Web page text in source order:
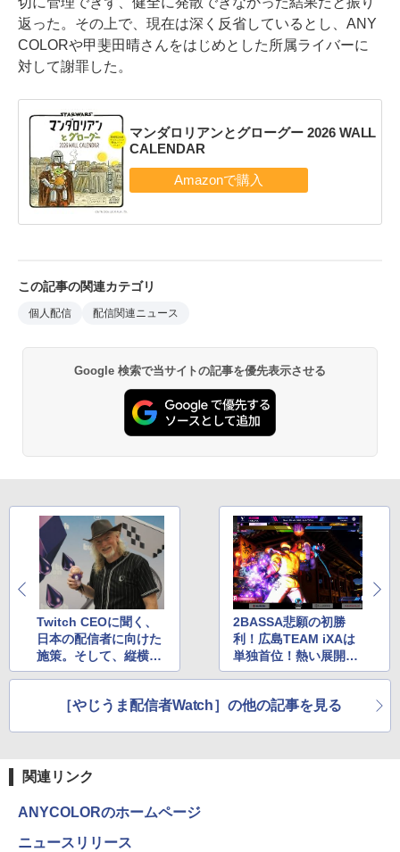
返った。その上で、現在は深く反省しているとし、ANY
COLORや甲斐田晴さんをはじめとした所属ライバーに
対して謝罪した。
マンダロリアンとグローグー 2026 WALL
CALENDAR
この記事の関連カテゴリ
個人配信 配信関連ニュース
Google 検索で当サイトの記事を優先表示させる
Twitch CEOに聞く、
日本の配信者に向けた
施策。そして、縦横レ
イアウト同時配信など
2BASSA悲願の初勝
利！広島TEAM iXAは
単独首位！熱い展開が
続くSFL 2025 Divisio
［やじうま配信者Watch］の他の記事を見る
関連リンク
ANYCOLORのホームページ
ニュースリリース